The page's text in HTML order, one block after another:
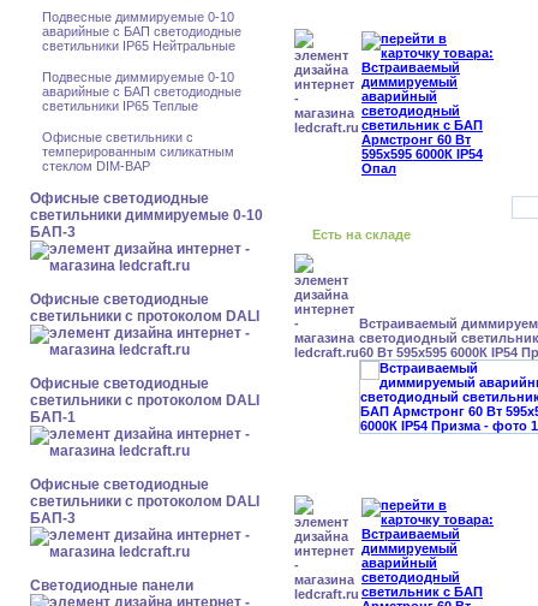
Подвесные диммируемые 0-10
аварийные с БАП светодиодные
светильники IP65 Нейтральные
Подвесные диммируемые 0-10
аварийные с БАП светодиодные
светильники IP65 Теплые
Офисные светильники с
темперированным силикатным
стеклом DIM-BAP
Офисные светодиодные
светильники диммируемые 0-10
БАП-3
Офисные светодиодные
светильники с протоколом DALI
Офисные светодиодные
светильники с протоколом DALI
БАП-1
Офисные светодиодные
светильники с протоколом DALI
БАП-3
Cветодиодные панели
Есть на складе
Встраиваемый
светодиодный
60 Вт 595x595 6000К IP54